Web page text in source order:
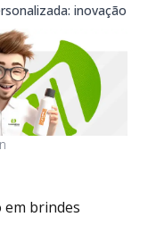
inovação em
em brindes